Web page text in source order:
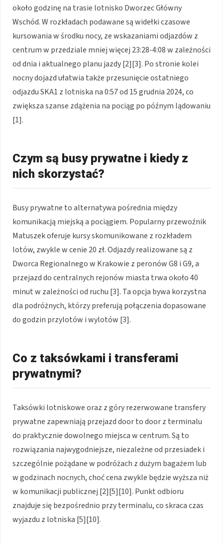
około godzinę na trasie lotnisko Dworzec Główny
Wschód. W rozkładach podawane są widełki czasowe
kursowania w środku nocy, ze wskazaniami odjazdów z
centrum w przedziale mniej więcej 23:28-4:08 w zależności
od dnia i aktualnego planu jazdy [2][3]. Po stronie kolei
nocny dojazd ułatwia także przesunięcie ostatniego
odjazdu SKA1 z lotniska na 0:57 od 15 grudnia 2024, co
zwiększa szanse zdążenia na pociąg po późnym lądowaniu
[1].
Czym są busy prywatne i kiedy z
nich skorzystać?
Busy prywatne to alternatywa pośrednia między
komunikacją miejską a pociągiem. Popularny przewoźnik
Matuszek oferuje kursy skomunikowane z rozkładem
lotów, zwykle w cenie 20 zł. Odjazdy realizowane są z
Dworca Regionalnego w Krakowie z peronów G8 i G9, a
przejazd do centralnych rejonów miasta trwa około 40
minut w zależności od ruchu [3]. Ta opcja bywa korzystna
dla podróżnych, którzy preferują połączenia dopasowane
do godzin przylotów i wylotów [3].
Co z taksówkami i transferami
prywatnymi?
Taksówki lotniskowe oraz z góry rezerwowane transfery
prywatne zapewniają przejazd door to door z terminalu
do praktycznie dowolnego miejsca w centrum. Są to
rozwiązania najwygodniejsze, niezależne od przesiadek i
szczególnie pożądane w podróżach z dużym bagażem lub
w godzinach nocnych, choć cena zwykle będzie wyższa niż
w komunikacji publicznej [2][5][10]. Punkt odbioru
znajduje się bezpośrednio przy terminalu, co skraca czas
wyjazdu z lotniska [5][10].